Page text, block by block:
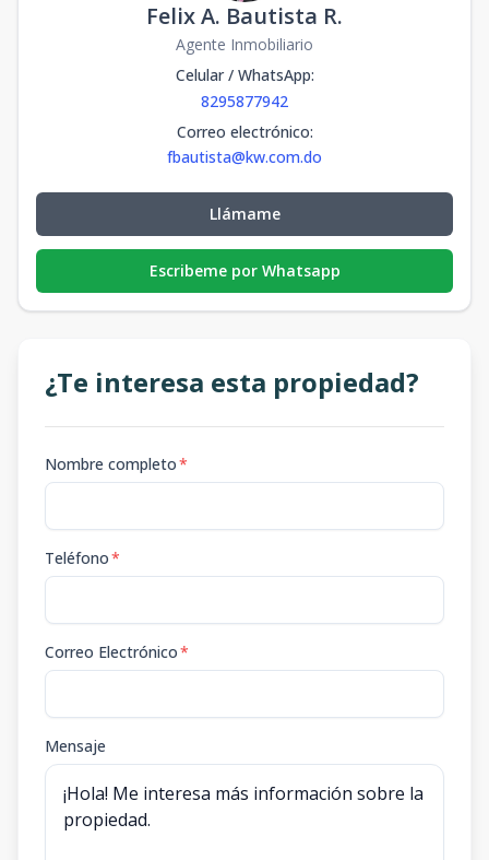
Felix A. Bautista R.
Agente Inmobiliario
Celular / WhatsApp:
8295877942
Correo electrónico:
fbautista@kw.com.do
Llámame
Escribeme por Whatsapp
¿Te interesa esta propiedad?
Nombre completo*
Teléfono*
Correo Electrónico*
Mensaje